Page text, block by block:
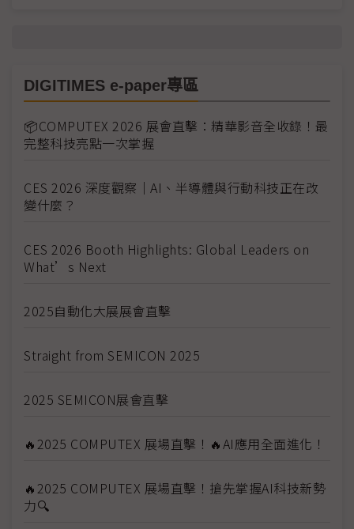
DIGITIMES e-paper專區
📦COMPUTEX 2026 展會直擊：精華影音全收錄！最
完整科技亮點一次掌握
CES 2026 深度觀察｜AI、半導體與行動科技正在改
變什麼？
CES 2026 Booth Highlights: Global Leaders on
What’s Next
2025自動化大展展會直擊
Straight from SEMICON 2025
2025 SEMICON展會直擊
🔥2025 COMPUTEX 展場直擊！🔥AI應用全面進化！
🔥2025 COMPUTEX 展場直擊！搶先掌握AI科技新勢
力🔍